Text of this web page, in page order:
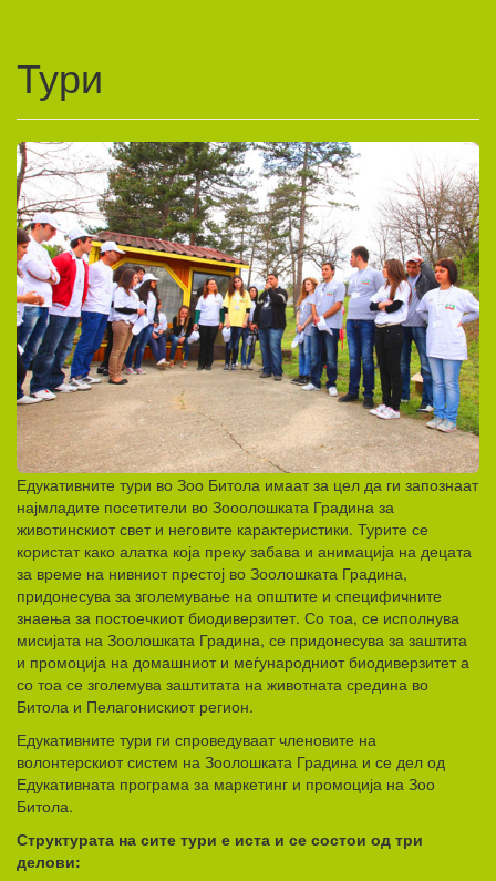
Тури
Едукативните тури во Зоо Битола имаат за цел да ги запознаат
најмладите посетители во Зооолошката Градина за
животинскиот свет и неговите карактеристики. Турите се
користат како алатка која преку забава и анимација на децата
за време на нивниот престој во Зоолошката Градина,
придонесува за зголемување на општите и специфичните
знаења за постоечкиот биодиверзитет. Со тоа, се исполнува
мисијата на Зоолошката Градина, се придонесува за заштита
и промоција на домашниот и меѓународниот биодиверзитет а
со тоа се зголемува заштитата на животната средина во
Битола и Пелагонискиот регион.
Едукативните тури ги спроведуваат членовите на
волонтерскиот систем на Зоолошката Градина и се дел од
Едукативната програма за маркетинг и промоција на Зоо
Битола.
Структурата на сите тури е иста и се состои од три
делови: